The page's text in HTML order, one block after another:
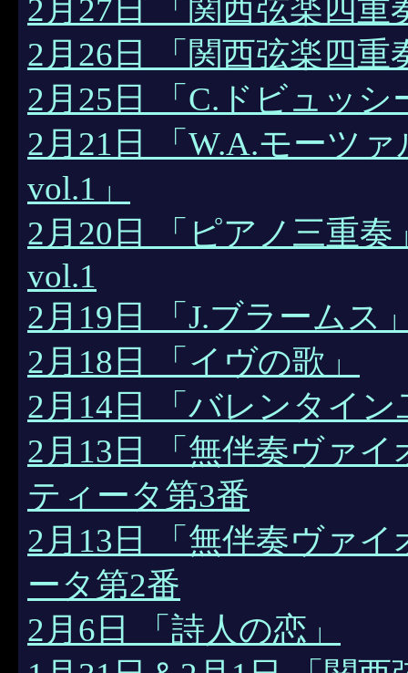
2月27日 「関西弦楽四重
2月26日 「関西弦楽四重
2月25日 「C.ドビュッシ
2月21日 「W.A.モーツ
vol.1」
2月20日 「ピアノ三重
vol.1
2月19日 「J.ブラームス
2月18日 「イヴの歌」
2月14日 「バレンタイン
2月13日 「無伴奏ヴァ
ティータ第3番
2月13日 「無伴奏ヴァ
ータ第2番
2月6日 「詩人の恋」